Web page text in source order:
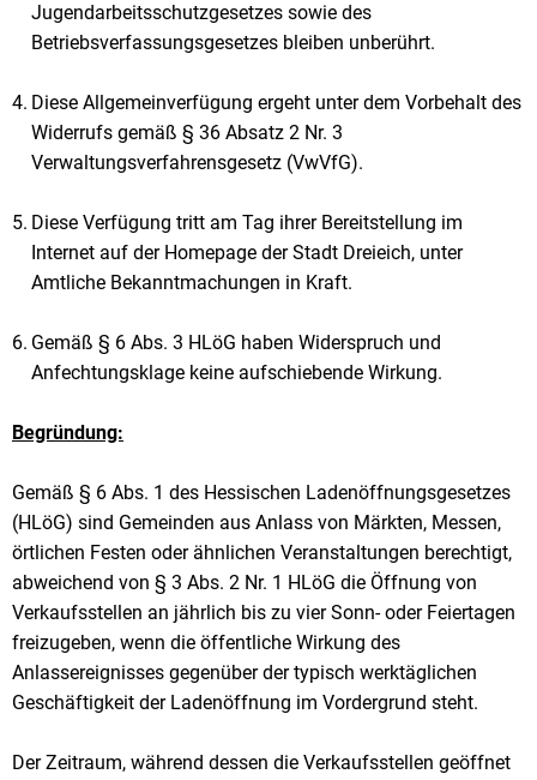
Jugendarbeitsschutzgesetzes sowie des
Betriebsverfassungsgesetzes bleiben unberührt.
Diese Allgemeinverfügung ergeht unter dem Vorbehalt des
Widerrufs gemäß § 36 Absatz 2 Nr. 3
Verwaltungsverfahrensgesetz (VwVfG).
Diese Verfügung tritt am Tag ihrer Bereitstellung im
Internet auf der Homepage der Stadt Dreieich, unter
Amtliche Bekanntmachungen in Kraft.
Gemäß § 6 Abs. 3 HLöG haben Widerspruch und
Anfechtungsklage keine aufschiebende Wirkung.
Begründung:
Gemäß § 6 Abs. 1 des Hessischen Ladenöffnungsgesetzes
(HLöG) sind Gemeinden aus Anlass von Märkten, Messen,
örtlichen Festen oder ähnlichen Veranstaltungen berechtigt,
abweichend von § 3 Abs. 2 Nr. 1 HLöG die Öffnung von
Verkaufsstellen an jährlich bis zu vier Sonn- oder Feiertagen
freizugeben, wenn die öffentliche Wirkung des
Anlassereignisses gegenüber der typisch werktäglichen
Geschäftigkeit der Ladenöffnung im Vordergrund steht.
Der Zeitraum, während dessen die Verkaufsstellen geöffnet